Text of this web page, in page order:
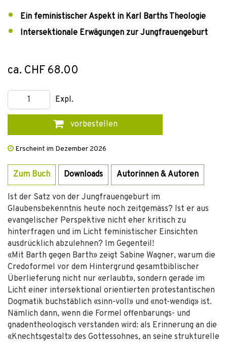
Ein feministischer Aspekt in Karl Barths Theologie
Intersektionale Erwägungen zur Jungfrauengeburt
ca. CHF 68.00
Expl.
vorbestellen
Erscheint im Dezember 2026
Zum Buch Downloads Autorinnen & Autoren
Ist der Satz von der Jungfrauengeburt im
Glaubensbekenntnis heute noch zeitgemäss? Ist er aus
evangelischer Perspektive nicht eher kritisch zu
hinterfragen und im Licht feministischer Einsichten
ausdrücklich abzulehnen? Im Gegenteil!
«Mit Barth gegen Barth» zeigt Sabine Wagner, warum die
Credoformel vor dem Hintergrund gesamtbiblischer
Überlieferung nicht nur «erlaubt», sondern gerade im
Licht einer intersektional orientierten protestantischen
Dogmatik buchstäblich «sinn-voll» und «not-wendig» ist.
Nämlich dann, wenn die Formel offenbarungs- und
gnadentheologisch verstanden wird: als Erinnerung an die
«Knechtsgestalt» des Gottessohnes, an seine strukturelle